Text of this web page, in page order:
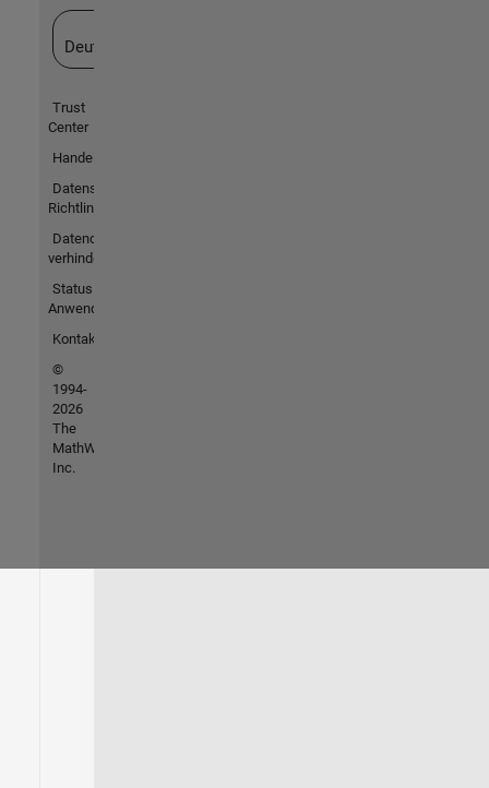
Deutschland
Trust
Center
Handelsmarken
Datenschutz-
Richtlinien
Datendiebstahl
verhindern
Status von
Anwendungen
Kontakt
©
1994-
2026
The
MathWorks,
Inc.